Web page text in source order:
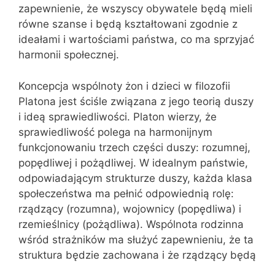
zapewnienie, że wszyscy obywatele będą mieli
równe szanse i będą kształtowani zgodnie z
ideałami i wartościami państwa, co ma sprzyjać
harmonii społecznej.
Koncepcja wspólnoty żon i dzieci w filozofii
Platona jest ściśle związana z jego teorią duszy
i ideą sprawiedliwości. Platon wierzy, że
sprawiedliwość polega na harmonijnym
funkcjonowaniu trzech części duszy: rozumnej,
popędliwej i pożądliwej. W idealnym państwie,
odpowiadającym strukturze duszy, każda klasa
społeczeństwa ma pełnić odpowiednią rolę:
rządzący (rozumna), wojownicy (popędliwa) i
rzemieślnicy (pożądliwa). Wspólnota rodzinna
wśród strażników ma służyć zapewnieniu, że ta
struktura będzie zachowana i że rządzący będą